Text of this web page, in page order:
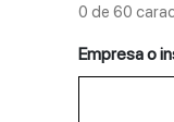
0 de 60
Empresa o